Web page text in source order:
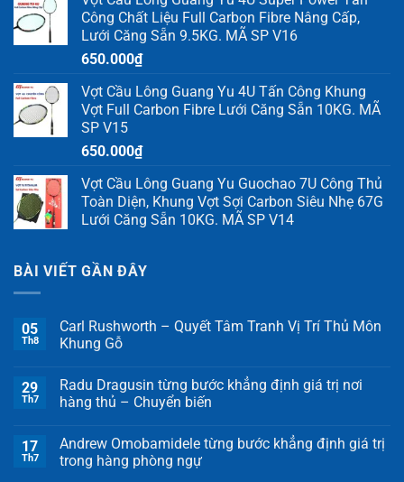
Công Chất Liệu Full Carbon Fibre Nâng Cấp,
Lưới Căng Sẵn 9.5KG. MÃ SP V16
650.000₫
Vợt Cầu Lông Guang Yu 4U Tấn Công Khung
Vợt Full Carbon Fibre Lưới Căng Sẵn 10KG. MÃ
SP V15
650.000₫
Vợt Cầu Lông Guang Yu Guochao 7U Công Thủ
Toàn Diện, Khung Vợt Sợi Carbon Siêu Nhẹ 67G
Lưới Căng Sẵn 10KG. MÃ SP V14
BÀI VIẾT GẦN ĐÂY
05
Th8
Carl Rushworth – Quyết Tâm Tranh Vị Trí Thủ Môn
Khung Gỗ
29
Th7
Radu Dragusin từng bước khẳng định giá trị nơi
hàng thủ – Chuyển biến
17
Th7
Andrew Omobamidele từng bước khẳng định giá trị
trong hàng phòng ngự